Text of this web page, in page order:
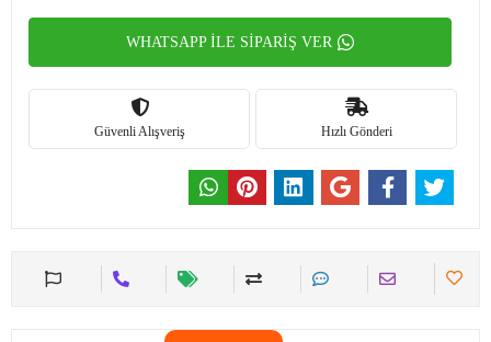
WHATSAPP İLE SİPARİŞ VER
Hızlı Gönderi
Güvenli Alışveriş